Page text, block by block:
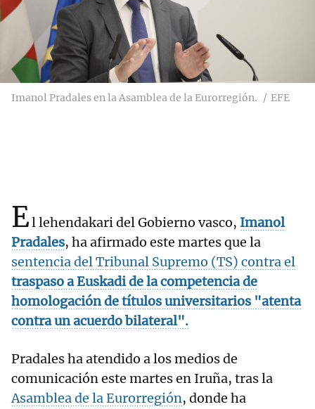
Imanol Pradales en la Asamblea de la Eurorregión. EFE
El lehendakari del Gobierno vasco, Imanol
Pradales, ha afirmado este martes que la
sentencia del Tribunal Supremo (TS) contra el
traspaso a Euskadi de la competencia de
homologación de títulos universitarios "atenta
contra un acuerdo bilateral".
Pradales ha atendido a los medios de
comunicación este martes en Iruña, tras la
Asamblea de la Eurorregión, donde ha